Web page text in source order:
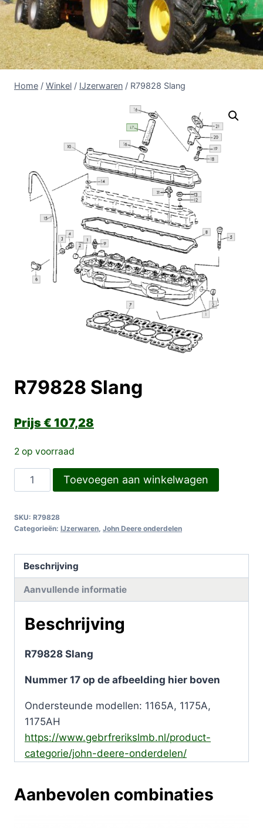
Home / Winkel / IJzerwaren / R79828 Slang
R79828 Slang
€ 107,28
2 op voorraad
R79828
Slang
Toevoegen aan winkelwagen
SKU: R79828
Categorieën: IJzerwaren John Deere onderdelen
Beschrijving
Aanvullende informatie
Beschrijving
R79828 Slang
Nummer 17 op de afbeelding hier boven
Ondersteunde modellen: 1165A, 1175A,
1175AH
https://www.gebrfrerikslmb.nl/product-
categorie/john-deere-onderdelen/
Aanbevolen combinaties